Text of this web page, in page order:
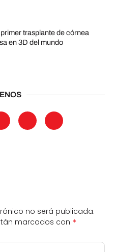
trasplante de córnea
en 3D del mundo
no será publicada.
marcados con *